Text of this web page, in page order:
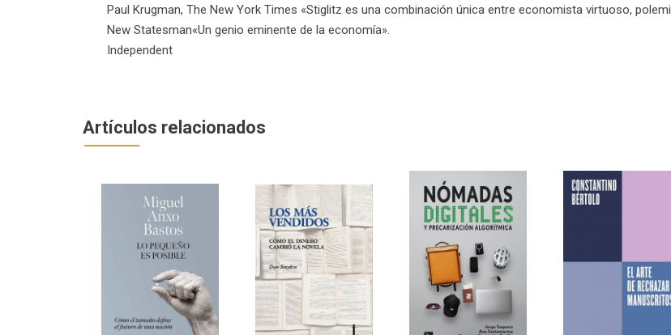
Paul Krugman, The New York Times «Stiglitz es una combinación única entre economista virtuoso,
New Statesman«Un genio eminente de la economía».
Independent
Artículos relacionados